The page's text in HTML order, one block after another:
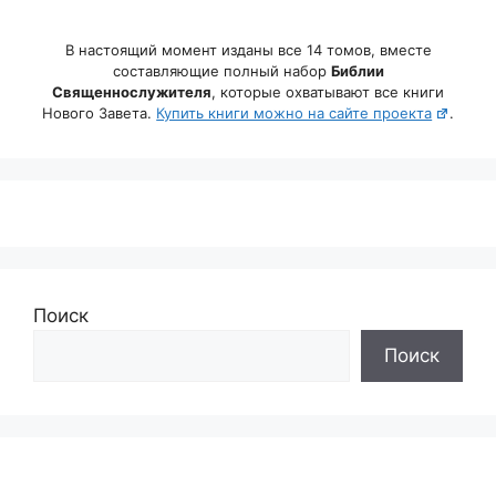
В настоящий момент изданы все 14 томов, вместе
составляющие полный набор Библии
Священнослужителя, которые охватывают все книги
Нового Завета. Купить книги можно на сайте проекта .
Поиск
Поиск